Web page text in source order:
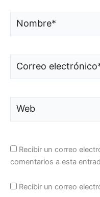
Correo
electrónico*
Recibir un correo
comentarios a esta
Recibir un correo